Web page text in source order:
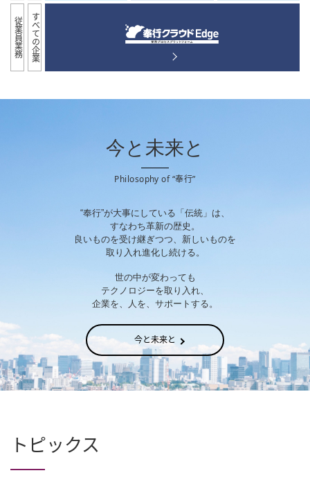
従業員業務 すべての企業
今と未来と
Philosophy of “奉行”
“奉行”が大事にしている「伝統」は、
すなわち革新の歴史。
良いものを受け継ぎつつ、新しいものを
取り入れ進化し続ける。
世の中が変わっても
テクノロジーを取り入れ、
企業を、人を、サポートする。
今と未来と
トピックス